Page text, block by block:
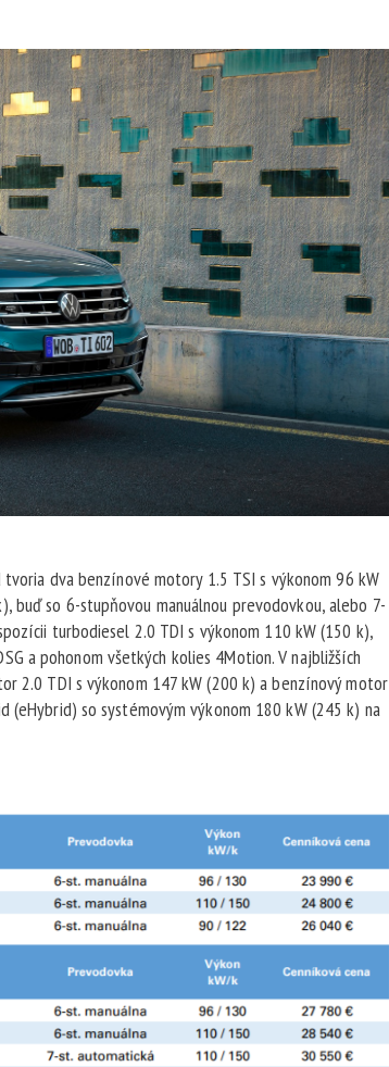
dva benzínové motory 1.5 TSI s výkonom 96 kW
buď so 6-stupňovou manuálnou prevodovkou, alebo 7-
turbodiesel 2.0 TDI s výkonom 110 kW (150 k),
a pohonom všetkých kolies 4Motion. V najbližších
2.0 TDI s výkonom 147 kW (200 k) a benzínový motor
(eHybrid) so systémovým výkonom 180 kW (245 k) na